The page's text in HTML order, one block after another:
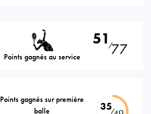
Points gagnés au service
51 ⁄77
Points gagnés sur première
balle
35⁄